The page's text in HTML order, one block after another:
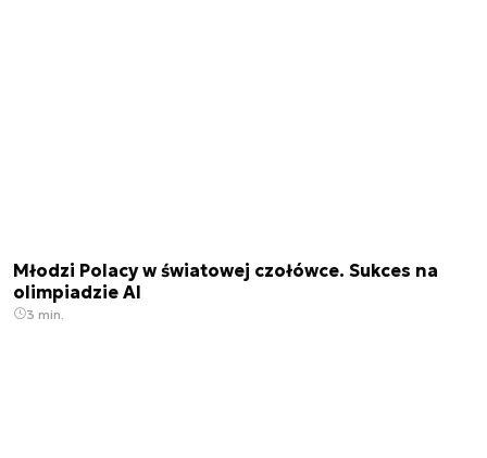
Młodzi Polacy w światowej czołówce. Sukces na
olimpiadzie AI
3 min.